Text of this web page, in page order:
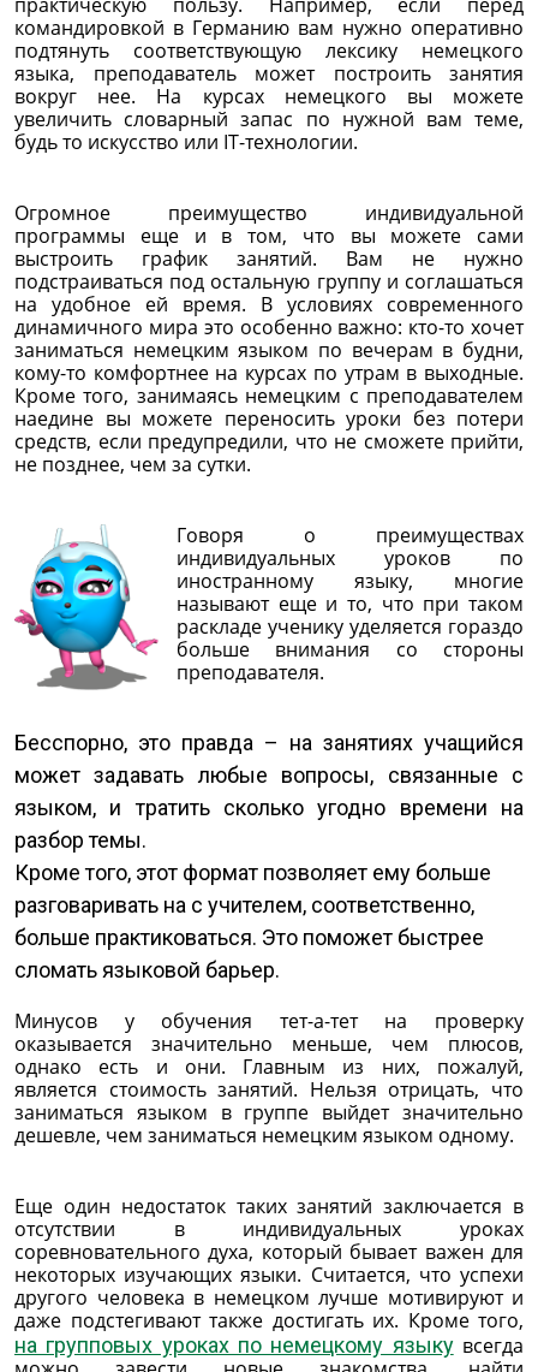
командировкой в Германию вам нужно оперативно
подтянуть соответствующую лексику немецкого
языка, преподаватель может построить занятия
вокруг нее. На курсах немецкого вы можете
увеличить словарный запас по нужной вам теме,
будь то искусство или IT-технологии.
Огромное преимущество индивидуальной
программы еще и в том, что вы можете сами
выстроить график занятий. Вам не нужно
подстраиваться под остальную группу и соглашаться
на удобное ей время. В условиях современного
динамичного мира это особенно важно: кто-то хочет
заниматься немецким языком по вечерам в будни,
кому-то комфортнее на курсах по утрам в выходные.
Кроме того, занимаясь немецким с преподавателем
наедине вы можете переносить уроки без потери
средств, если предупредили, что не сможете прийти,
не позднее, чем за сутки.
Говоря о преимуществах
индивидуальных уроков по
иностранному языку, многие
называют еще и то, что при таком
раскладе ученику уделяется гораздо
больше внимания со стороны
преподавателя.
Бесспорно, это правда – на занятиях учащийся
может задавать любые вопросы, связанные с
языком, и тратить сколько угодно времени на
разбор темы.
Кроме того, этот формат позволяет ему больше
разговаривать на с учителем, соответственно,
больше практиковаться. Это поможет быстрее
сломать языковой барьер.
Минусов у обучения тет-а-тет на проверку
оказывается значительно меньше, чем плюсов,
однако есть и они. Главным из них, пожалуй,
является стоимость занятий. Нельзя отрицать, что
заниматься языком в группе выйдет значительно
дешевле, чем заниматься немецким языком одному.
Еще один недостаток таких занятий заключается в
отсутствии в индивидуальных уроках
соревновательного духа, который бывает важен для
некоторых изучающих языки. Считается, что успехи
другого человека в немецком лучше мотивируют и
даже подстегивают также достигать их. Кроме того,
на групповых уроках по немецкому языкувсегда